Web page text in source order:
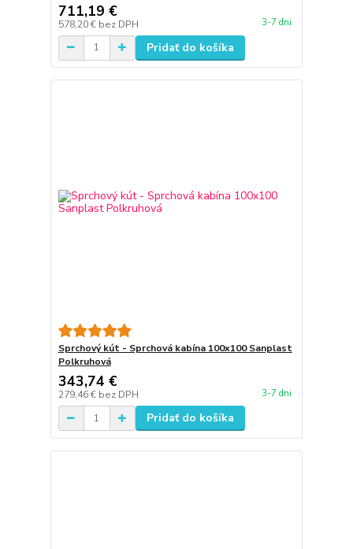
711,19 €
578,20 € bez DPH 3-7 dni
Pridať do košíka
Sprchový kút - Sprchová kabína 100x100 Sanplast
Polkruhová
343,74 €
279,46 € bez DPH 3-7 dni
Pridať do košíka